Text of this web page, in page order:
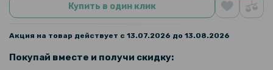
Купить в один клик
Акция на товар действует с 13.07.2026 до 13.08.2026
Покупай вместе и получи скидку: